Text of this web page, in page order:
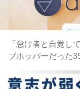
「怠け者と自覚し
ブホッパーだった